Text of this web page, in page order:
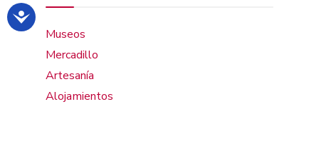
Museos
Mercadillo
Artesanía
Alojamientos